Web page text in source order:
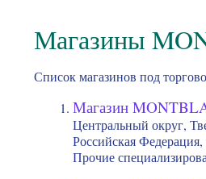
Магазины
Список магазинов под
Магазин
Центральный округ,
Российская
Прочие